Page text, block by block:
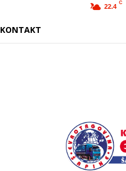
22.4
C
KONTAKT